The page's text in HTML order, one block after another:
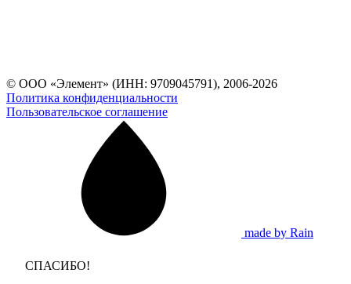
© ООО «Элемент» (ИНН: 9709045791), 2006-2026
Политика конфиденциальности
Пользовательское соглашение
made by Rain
СПАСИБО!